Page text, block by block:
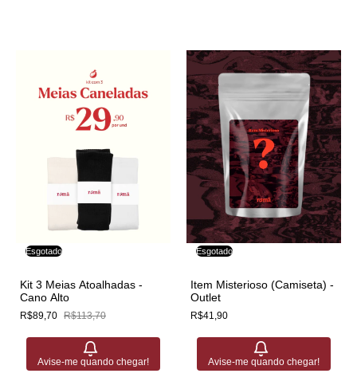
Esgotado
Kit 3 Meias Atoalhadas -
Cano Alto
R$89,70 R$113,70
Avise-me quando chegar!
Esgotado
Item Misterioso (Camiseta) -
Outlet
R$41,90
Avise-me quando chegar!